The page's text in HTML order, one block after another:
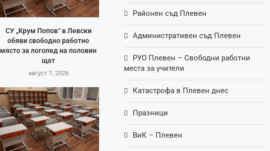
СУ „Крум Попов“ в Левски
обяви свободно работно
място за логопед на половин
щат
август 7, 2026
Районен съд Плевен
Административен съд Плевен
РУО Плевен – Свободни работни
места за учители
Катастрофа в Плевен днес
Празници
ВиК – Плевен